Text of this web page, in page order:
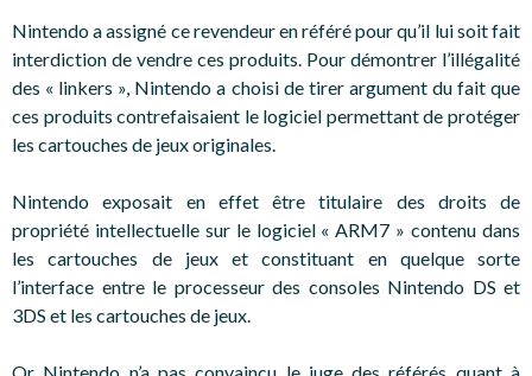
Nintendo a assigné ce revendeur en référé pour qu’il lui soit fait
interdiction de vendre ces produits. Pour démontrer l’illégalité
des « linkers », Nintendo a choisi de tirer argument du fait que
ces produits contrefaisaient le logiciel permettant de protéger
les cartouches de jeux originales.
Nintendo exposait en effet être titulaire des droits de
propriété intellectuelle sur le logiciel « ARM7 » contenu dans
les cartouches de jeux et constituant en quelque sorte
l’interface entre le processeur des consoles Nintendo DS et
3DS et les cartouches de jeux.